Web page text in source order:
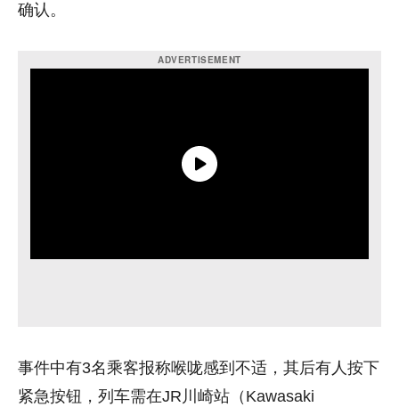
确认。
事件中有3名乘客报称喉咙感到不适，其后有人按下
紧急按钮，列车需在JR川崎站（Kawasaki